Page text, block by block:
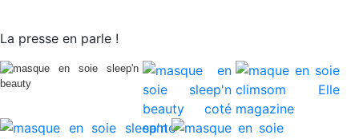
La presse en parle !